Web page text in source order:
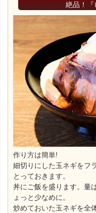
絶品！『
作り方は簡単!
細切りにした玉ネギをフ
とっておきます。
丼にご飯を盛ります。量
ょっと少なめに。
炒めておいた玉ネギを全